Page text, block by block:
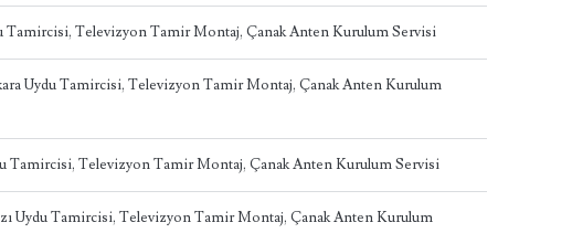
Tamircisi, Televizyon Tamir Montaj, Çanak Anten Kurulum Servisi
Uydu Tamircisi, Televizyon Tamir Montaj, Çanak Anten Kurulum
Tamircisi, Televizyon Tamir Montaj, Çanak Anten Kurulum Servisi
Uydu Tamircisi, Televizyon Tamir Montaj, Çanak Anten Kurulum